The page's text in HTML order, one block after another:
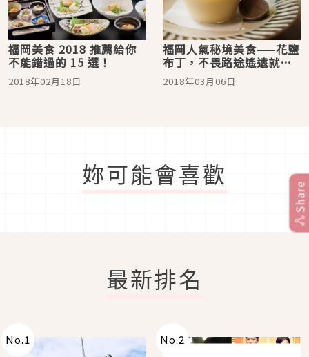
福岡美食 2018 推薦給你
不能錯過的 15 選！
2018年02月18日
福岡人氣秘境美食——花鹽
布丁，不畏路途遙遠就是
要吃到！
2018年03月06日
妳可能會喜歡
最新排名
No.1 No.2
Share